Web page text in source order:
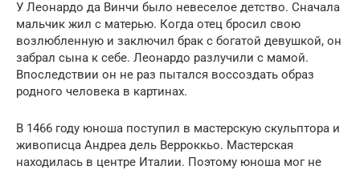
У Леонардо да Винчи было невеселое детство. Сначала
мальчик жил с матерью. Когда отец бросил свою
возлюбленную и заключил брак с богатой девушкой, он
забрал сына к себе. Леонардо разлучили с мамой.
Впоследствии он не раз пытался воссоздать образ
родного человека в картинах.
В 1466 году юноша поступил в мастерскую скульптора и
живописца Андреа дель Верроккьо. Мастерская
находилась в центре Италии. Поэтому юноша мог не